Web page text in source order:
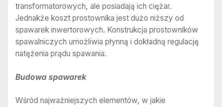
transformatorowych, ale posiadają ich ciężar.
Jednakże koszt prostownika jest dużo niższy od
spawarek inwertorowych. Konstrukcja prostowników
spawalniczych umożliwia płynną i dokładną regulację
natężenia prądu spawania.
Budowa spawarek
Wśród najważniejszych elementów, w jakie